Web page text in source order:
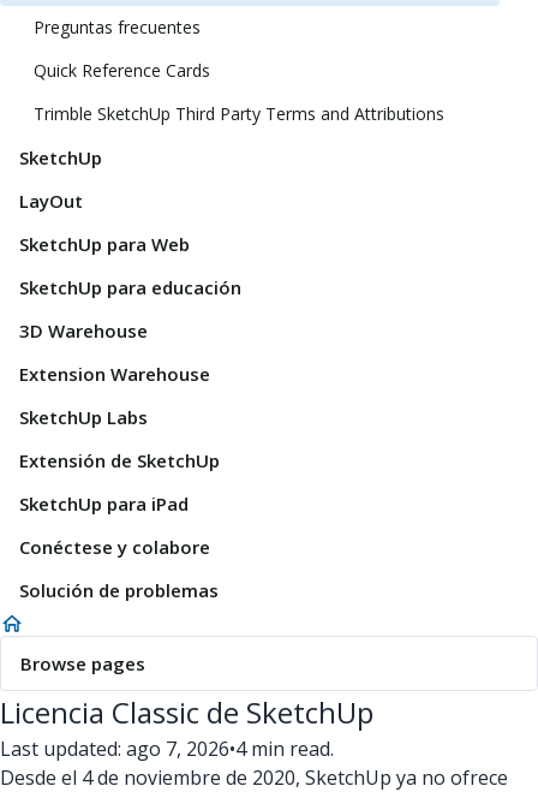
Preguntas frecuentes
Quick Reference Cards
Trimble SketchUp Third Party Terms and Attributions
SketchUp
LayOut
SketchUp para Web
SketchUp para educación
3D Warehouse
Extension Warehouse
SketchUp Labs
Extensión de SketchUp
SketchUp para iPad
Conéctese y colabore
Solución de problemas
Browse pages
Licencia Classic de SketchUp
Last updated: ago 7, 2026•4 min read.
Desde el 4 de noviembre de 2020, SketchUp ya no ofrece